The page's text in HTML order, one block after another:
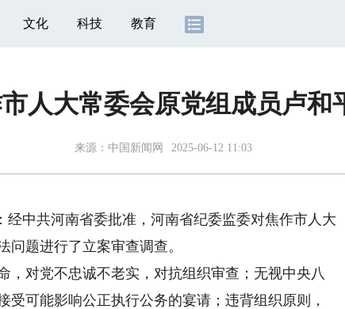
文化 科技 教育
人大常委会原党组成员卢和
来源： 中国新闻网 2025-06-12 11:03
中共河南省委批准，河南省纪委监委对焦作市人大
题进行了立案审查调查。
对党不忠诚不老实，对抗组织审查；无视中央八
可能影响公正执行公务的宴请；违背组织原则，